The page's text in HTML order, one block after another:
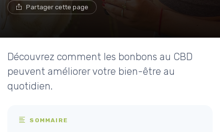
Partager cette page
Découvrez comment les bonbons au CBD
peuvent améliorer votre bien-être au
quotidien.
SOMMAIRE